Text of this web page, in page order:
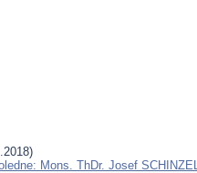
Mons. ThDr. Josef SCHINZEL